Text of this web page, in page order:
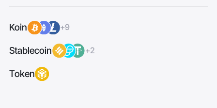
Koin +9
Stablecoin +2
Token